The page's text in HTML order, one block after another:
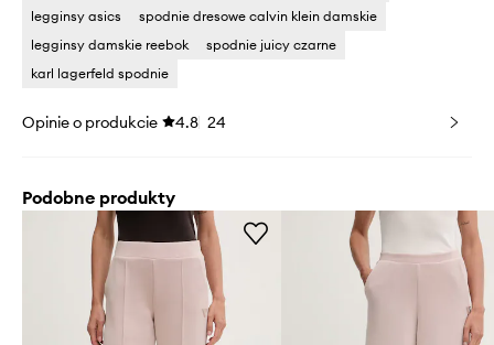
legginsy asics
spodnie dresowe calvin klein damskie
legginsy damskie reebok
spodnie juicy czarne
karl lagerfeld spodnie
Opinie o produkcie 4.8 24
Podobne produkty